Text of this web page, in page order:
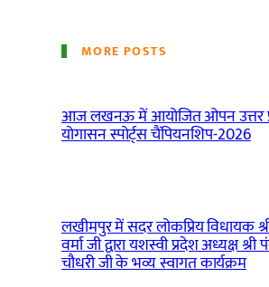
MORE POSTS
आज लखनऊ में आयोजित ओपन उत्तर
योगासन स्पोर्ट्स चैंपियनशिप-2026
लखीमपुर में सदर लोकप्रिय विधायक
वर्मा जी द्वारा यशस्वी प्रदेश अध्यक्ष
चौधरी जी के भव्य स्वागत कार्यक्रम